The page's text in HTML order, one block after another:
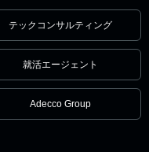
テックコンサルティング
就活エージェント
Adecco Group